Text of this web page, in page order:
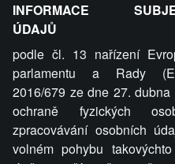
ZVRÁCENÝ.CZ -
ty
INFORMACE
ÚDAJŮ
podle čl. 13 nařízení
parlamentu a Rady
2016/679 ze dne 27. dubna
ochraně fyzických
zpracovávání osobních
volném pohybu